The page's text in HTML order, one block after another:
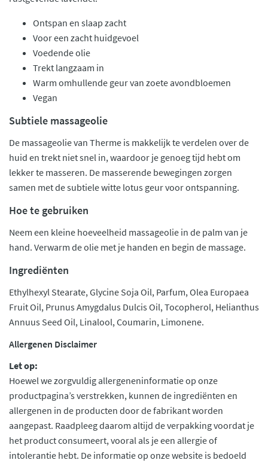
Ontspan en slaap zacht
Voor een zacht huidgevoel
Voedende olie
Trekt langzaam in
Warm omhullende geur van zoete avondbloemen
Vegan
Subtiele massageolie
De massageolie van Therme is makkelijk te verdelen over de
huid en trekt niet snel in, waardoor je genoeg tijd hebt om
lekker te masseren. De masserende bewegingen zorgen
samen met de subtiele witte lotus geur voor ontspanning.
Hoe te gebruiken
Neem een kleine hoeveelheid massageolie in de palm van je
hand. Verwarm de olie met je handen en begin de massage.
Ingrediënten
Ethylhexyl Stearate, Glycine Soja Oil, Parfum, Olea Europaea
Fruit Oil, Prunus Amygdalus Dulcis Oil, Tocopherol, Helianthus
Annuus Seed Oil, Linalool, Coumarin, Limonene.
Allergenen Disclaimer
Let op:
Hoewel we zorgvuldig allergeneninformatie op onze
productpagina’s verstrekken, kunnen de ingrediënten en
allergenen in de producten door de fabrikant worden
aangepast. Raadpleeg daarom altijd de verpakking voordat je
het product consumeert, vooral als je een allergie of
intolerantie hebt. De informatie op onze website is bedoeld